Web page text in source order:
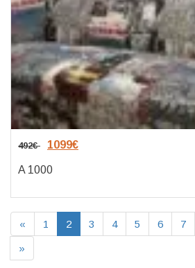
492€ 1099€
A 1000
« 1 2 3 4 5 6 7
»